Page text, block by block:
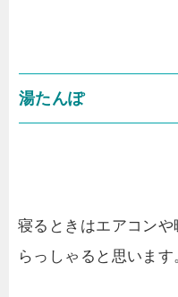
湯たんぽ
寝るときはエアコン
らっしゃると思います